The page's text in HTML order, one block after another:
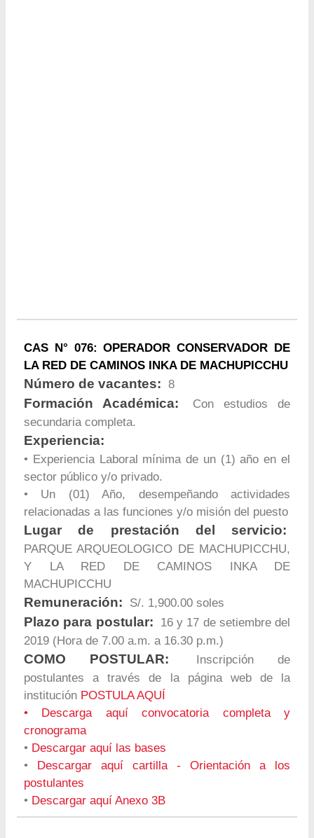
CAS N° 076: OPERADOR CONSERVADOR DE
LA RED DE CAMINOS INKA DE MACHUPICCHU
Número de vacantes: 8
Formación Académica:
Con estudios de
secundaria completa.
Experiencia:
• Experiencia Laboral mínima de un (1) año en el
sector público y/o privado.
• Un (01) Año, desempeñando actividades
relacionadas a las funciones y/o misión del puesto
Lugar de prestación del servicio:
PARQUE ARQUEOLOGICO DE MACHUPICCHU,
Y LA RED DE CAMINOS INKA DE
MACHUPICCHU
Remuneración: S/. 1,900.00 soles
Plazo para postular:
16 y 17 de setiembre del
2019 (Hora de 7.00 a.m. a 16.30 p.m.)
COMO POSTULAR:
Inscripción de
postulantes a través de la página web de la
institución POSTULA AQUÍ
•
Descarga aquí convocatoria completa y
cronograma
• Descargar aquí las bases
•
Descargar aquí cartilla - Orientación a los
postulantes
• Descargar aquí Anexo 3B